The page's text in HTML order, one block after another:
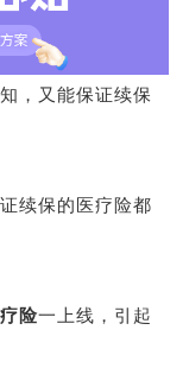
，又能保证续保
续保的医疗险都
险一上线，引起